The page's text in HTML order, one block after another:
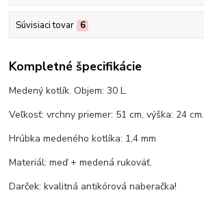
Súvisiaci tovar 6
Kompletné špecifikácie
Medený kotlík. Objem: 30 L.
Veľkosť: vrchny priemer: 51 cm, výška: 24 cm.
Hrúbka medeného kotlíka: 1,4 mm
Materiál: meď + medená rukoväť.
Darček: kvalitná antikórová naberačka!